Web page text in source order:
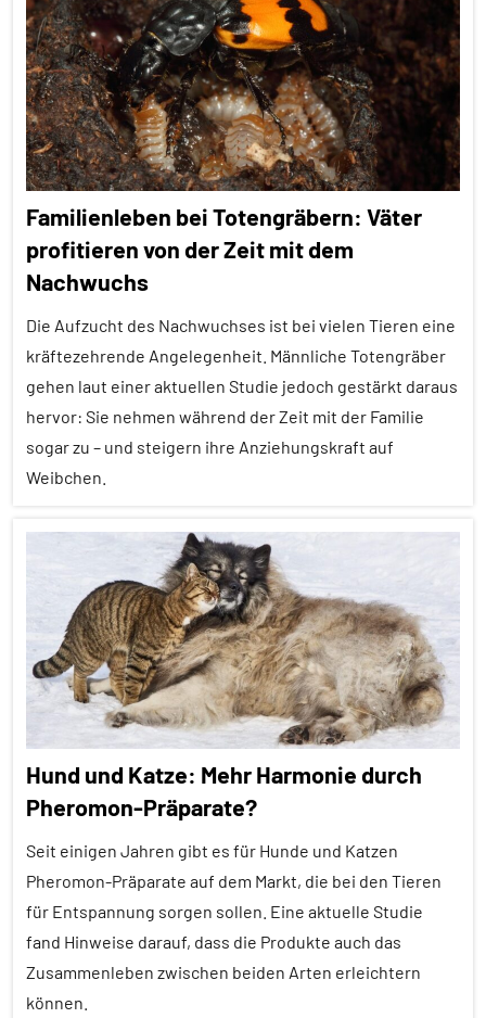
Artikel
Alle
Themen
Alle
Tiergruppen
Erfahrungen
Forschung
aktuell
Fortpflanzung
Hormone
Pheromone
Sozialverhalten
Familienleben bei Totengräbern: Väter
profitieren von der Zeit mit dem
Nachwuchs
Die Aufzucht des Nachwuchses ist bei vielen Tieren eine
kräftezehrende Angelegenheit. Männliche Totengräber
gehen laut einer aktuellen Studie jedoch gestärkt daraus
hervor: Sie nehmen während der Zeit mit der Familie
sogar zu – und steigern ihre Anziehungskraft auf
Weibchen.
Alle
Themen
Alle
Tiergruppen
Erfahrungen
Forschung
aktuell
Fortpflanzung
Insekten
Hund und Katze: Mehr Harmonie durch
Pheromon-Präparate?
Seit einigen Jahren gibt es für Hunde und Katzen
Pheromon-Präparate auf dem Markt, die bei den Tieren
für Entspannung sorgen sollen. Eine aktuelle Studie
fand Hinweise darauf, dass die Produkte auch das
Zusammenleben zwischen beiden Arten erleichtern
können.